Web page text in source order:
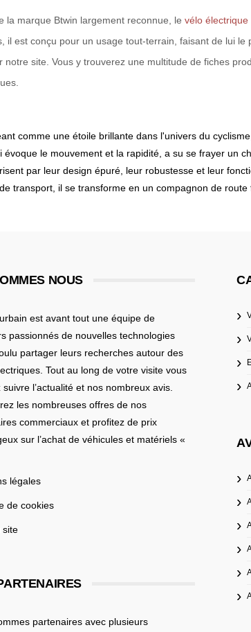
la marque Btwin largement reconnue, le vélo électrique
il est conçu pour un usage tout-terrain, faisant de lui
notre site. Vous y trouverez une multitude de fiches
comme une étoile brillante dans l'univers du
évoque le mouvement et la rapidité, a su se frayer un
par leur design épuré, leur robustesse et leur
transport, il se transforme en un compagnon de
NOUS
est avant tout une équipe de
passionnés de nouvelles technologies
partager leurs recherches autour des
Tout au long de votre visite vous
suivre l’actualité et nos nombreux avis.
les nombreuses offres de nos
commerciaux et profitez de prix
sur l’achat de véhicules et matériels «
légales
de cookies
site
partenaires avec plusieurs